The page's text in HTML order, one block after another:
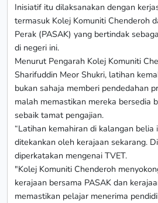
Inisiatif itu dilaksanakan dengan
termasuk Kolej Komuniti Chenderoh
Perak (PASAK) yang bertindak
di negeri ini.
Menurut Pengarah Kolej Komuniti
Sharifuddin Meor Shukri, latihan
bukan sahaja memberi pendedahan
malah memastikan mereka bersedia
sebaik tamat pengajian.
“Latihan kemahiran di kalangan
ditekankan oleh kerajaan sekarang.
diperkatakan mengenai TVET.
"Kolej Komuniti Chenderoh
kerajaan bersama PASAK dan
memastikan pelajar menerima